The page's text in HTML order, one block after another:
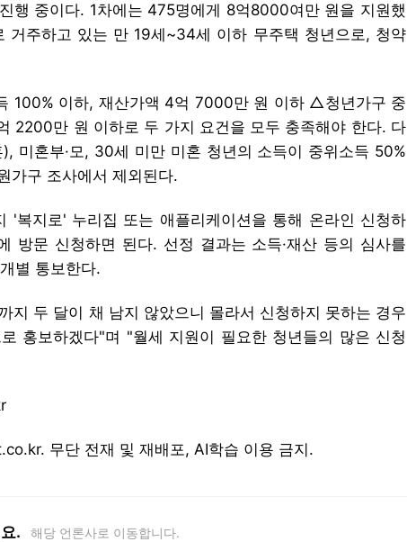
행 중이다. 1차에는 475명에게 8억8000여만 원을 지원했
거주하고 있는 만 19세~34세 이하 무주택 청년으로, 청약
100% 이하, 재산가액 4억 7000만 원 이하 △청년가구 중
2200만 원 이하로 두 가지 요건을 모두 충족해야 한다. 다
미혼부·모, 30세 미만 미혼 청년의 소득이 중위소득 50%
가구 조사에서 제외된다.
'복지로' 누리집 또는 애플리케이션을 통해 온라인 신청하
방문 신청하면 된다. 선정 결과는 소득·재산 등의 심사를
별 통보한다.
지 두 달이 채 남지 않았으니 몰라서 신청하지 못하는 경우
홍보하겠다"며 "월세 지원이 필요한 청년들의 많은 신청
무단 전재 및 재배포, AI학습 이용 금지.
. 해당 언론사로 이동합니다.